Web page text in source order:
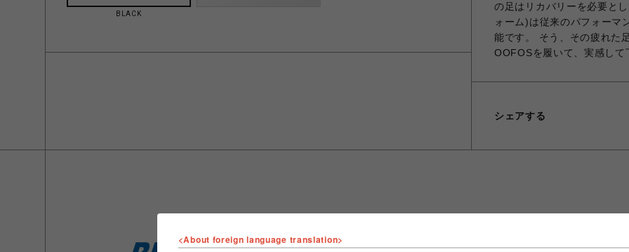
BLACK
の足はリカバリーを必要と
ォーム)は従来のパフォーマ
能です。 そう、その疲れた
OOFOSを履いて、実感して
シェアする
店舗名
<About foreign language translation>